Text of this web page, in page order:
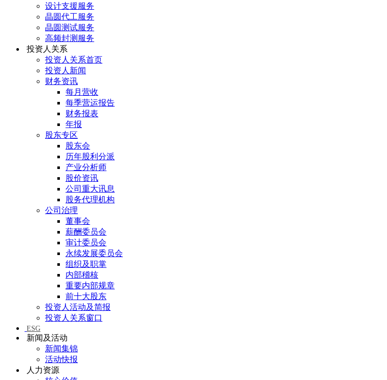
设计支援服务
晶圆代工服务
晶圆测试服务
高频封测服务
投资人关系
投资人关系首页
投资人新闻
财务资讯
每月营收
每季营运报告
财务报表
年报
股东专区
股东会
历年股利分派
产业分析师
股价资讯
公司重大讯息
股务代理机构
公司治理
董事会
薪酬委员会
审计委员会
永续发展委员会
组织及职掌
内部稽核
重要内部规章
前十大股东
投资人活动及简报
投资人关系窗口
ESG
新闻及活动
新闻集锦
活动快报
人力资源